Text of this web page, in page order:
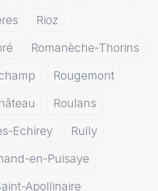
Rioz
Romanèche-Thorins
Rougemont
Roulans
Echirey
Rully
en-Puisaye
Apollinaire